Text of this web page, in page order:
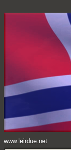
www.leirdue.net